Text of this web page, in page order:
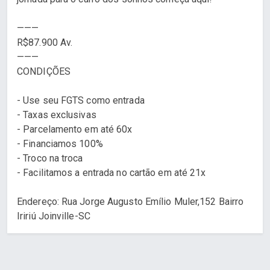
———
R$87.900 Av.
———
CONDIÇÕES
- Use seu FGTS como entrada
- Taxas exclusivas
- Parcelamento em até 60x
- Financiamos 100%
- Troco na troca
- Facilitamos a entrada no cartão em até 21x
Endereço: Rua Jorge Augusto Emílio Muler,152 Bairro
Iririú Joinville-SC